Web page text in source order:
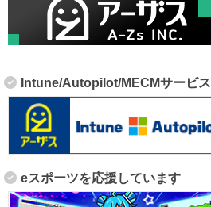
Intune/Autopilot/MECMサービス
eスポーツを応援しています